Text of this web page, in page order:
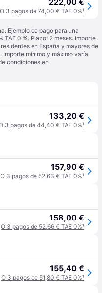
222,00 €
O 3 pagos de 74,00 € TAE 0%¹
Ejemplo de pago para una
0 %. Plazo: 2 meses. Importe
en España y mayores de
Importe mínimo y máximo varía
condiciones en
133,20 €
3 pagos de 44,40 € TAE 0%¹
157,90 €
O 3 pagos de 52,63 € TAE 0%¹
158,00 €
O 3 pagos de 52,66 € TAE 0%¹
155,40 €
O 3 pagos de 51,80 € TAE 0%¹